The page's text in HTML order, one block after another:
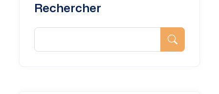
Rechercher